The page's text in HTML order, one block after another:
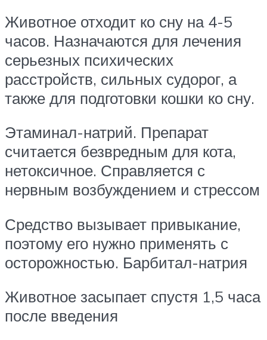
Животное отходит ко сну на 4-5
часов. Назначаются для лечения
серьезных психических
расстройств, сильных судорог, а
также для подготовки кошки ко сну.
Этаминал-натрий. Препарат
считается безвредным для кота,
нетоксичное. Справляется с
нервным возбуждением и стрессом
Средство вызывает привыкание,
поэтому его нужно применять с
осторожностью. Барбитал-натрия
Животное засыпает спустя 1,5 часа
после введения